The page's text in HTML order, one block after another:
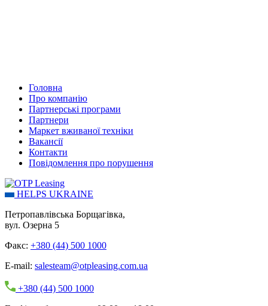
Головна
Про компанію
Партнерські програми
Партнери
Маркет вживаної техніки
Вакансії
Контакти
Повідомлення про порушення
HELPS UKRAINE
Петропавлівська Борщагівка,
вул. Озерна 5
Факс: +380 (44) 500 1000
E-mail: salesteam@otpleasing.com.ua
+380 (44) 500 1000